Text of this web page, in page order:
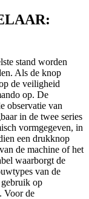
stand worden
Als de knop
de veiligheid
op. De
observatie van
in de twee series
vormgegeven, in
een drukknop
de machine of het
waarborgt de
van de
op
Voor de